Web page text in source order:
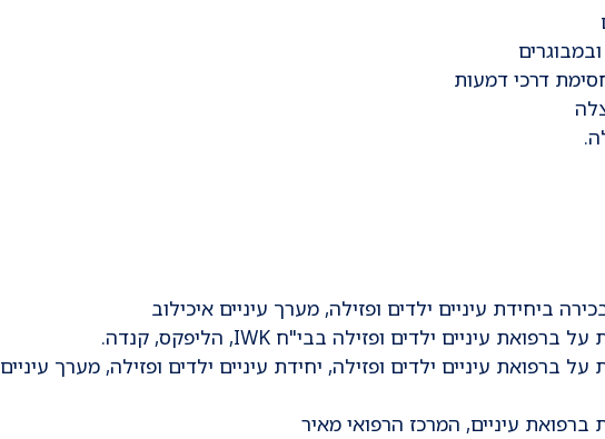
דרכי דמעות
התמחות על ברפואת עיניים ילדים ופזילה, יחידת עיניים ילדים ופזילה, מערך עיניים